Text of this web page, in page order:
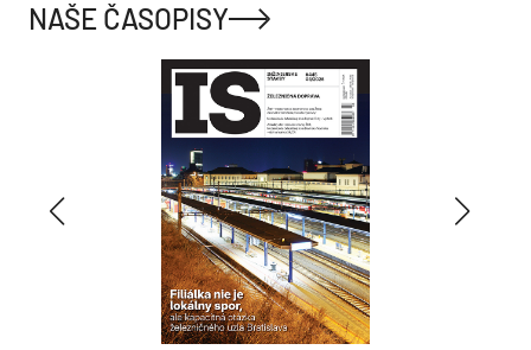
NAŠE ČASOPISY